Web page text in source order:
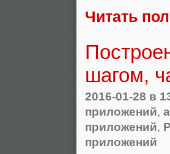
Читать
шагом,
2016-01-28 в
приложений,
приложений,
приложений